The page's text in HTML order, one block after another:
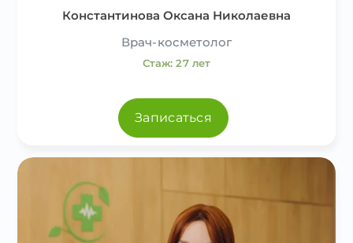
Константинова Оксана Николаевна
Врач-косметолог
Стаж: 27 лет
Записаться